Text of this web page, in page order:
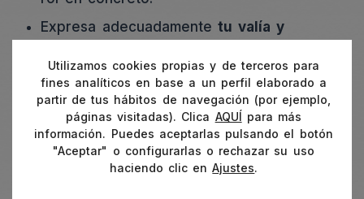
Expresa adecuadamentetu valía y
minusvalorarte, pero sin pecar de orgullo.
Sé natural , empatiza con el entrevistador y
muéstrate especialmente motivado.
Consejos para encontrar empleo
Utilizamos cookies propias y de terceros para
fines analíticos en base a un perfil elaborado a
partir de tus hábitos de navegación (por ejemplo,
páginas visitadas). Clica AQUÍ para más
información. Puedes aceptarlas pulsando el botón
"Aceptar" o configurarlas o rechazar su uso
haciendo clic enAjustes.